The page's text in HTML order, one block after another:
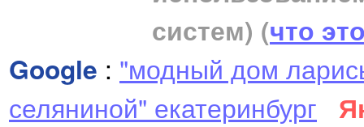
систем) (что
Google : "модный дом
селяниной" екатеринбург